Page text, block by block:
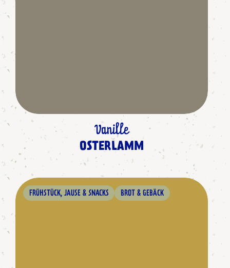
Vanille
OSTERLAMM
FRÜHSTÜCK, JAUSE & SNACKS BROT & GEBÄCK